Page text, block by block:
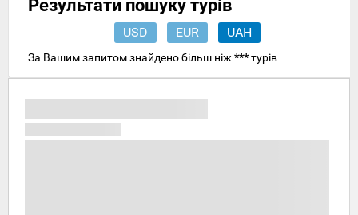
Результати пошуку турів
USD EUR UAH
За Вашим запитом знайдено більш ніж ***турів